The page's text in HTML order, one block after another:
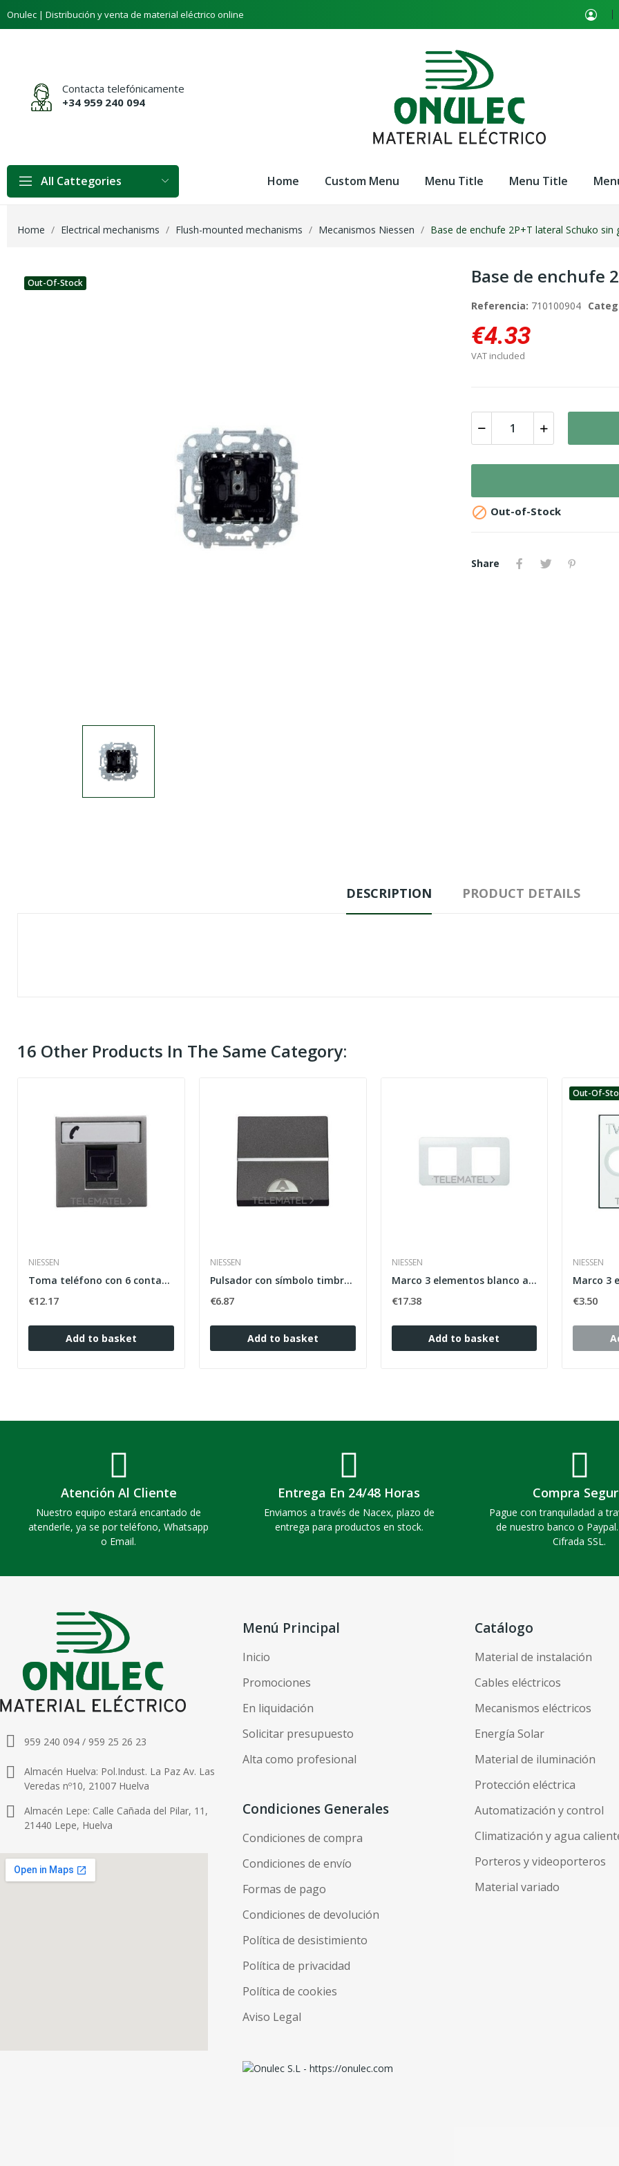
Onulec | Distribución y venta de material eléctrico online
Contacta telefónicamente
+34 959 240 094
All Cattegories Home Custom Menu Menu Title Menu Title
Home Electrical mechanisms Flush-mounted mechanisms Mecanismos Niessen Base de enchufe 2P+T lateral Schuko sin
Out-Of-Stock Base de enchufe
Referencia: 710100904
€4.33
VAT included
 Out-of-Stock
Share
DESCRIPTION PRODUCT DETAILS
16 Other Products In The Same Category:
NIESSEN
Toma teléfono con 6 contactos mecanismo ancho...
€12.17
Add to basket
NIESSEN
Pulsador con símbolo timbre 2 módulos Zenit plata
€6.87
Add to basket
NIESSEN
Marco 3 elementos blanco alpino horizontal...
€17.38
Add to basket
Out-Of-
NIESSEN
€3.50
Atención Al Cliente
Nuestro equipo estará encantado de
atenderle, ya se por teléfono, Whatsapp
o Email.
Entrega En 24/48 Horas
Enviamos a través de Nacex, plazo de
entrega para productos en stock.
Compra
Pague con tranquiladad a
de nuestro banco o
Cifrada SSL.
959 240 094 / 959 25 26 23
Almacén Huelva: Pol.Indust. La Paz Av. Las
Veredas nº10, 21007 Huelva
Almacén Lepe: Calle Cañada del Pilar, 11,
21440 Lepe, Huelva
Menú Principal
Inicio
Promociones
En liquidación
Solicitar presupuesto
Alta como profesional
Condiciones Generales
Condiciones de compra
Condiciones de envío
Formas de pago
Condiciones de devolución
Política de desistimiento
Política de privacidad
Política de cookies
Aviso Legal
Catálogo
Material de instalación
Cables eléctricos
Mecanismos eléctricos
Energía Solar
Material de iluminación
Protección eléctrica
Automatización y control
Climatización y agua
Porteros y videoporteros
Material variado